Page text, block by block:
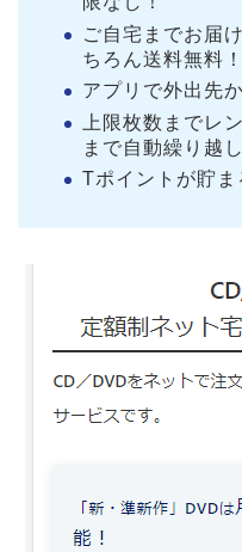
ご自宅までお届
ちろん送料無料！
アプリで外出先
上限枚数までレ
まで自動繰り越し
Tポイントが貯ま